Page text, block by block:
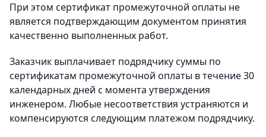
При этом сертификат промежуточной оплаты не
является подтверждающим документом принятия
качественно выполненных работ.
Заказчик выплачивает подрядчику суммы по
сертификатам промежуточной оплаты в течение 30
календарных дней с момента утверждения
инженером. Любые несоответствия устраняются и
компенсируются следующим платежом подрядчику.